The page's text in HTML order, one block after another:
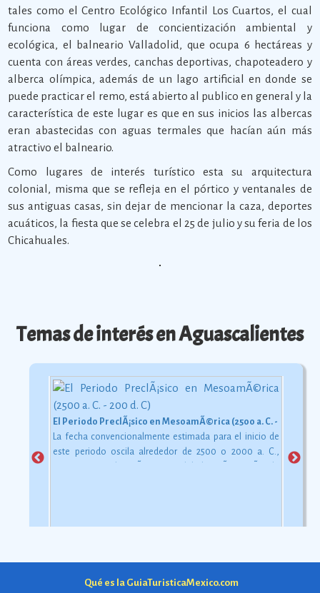
tales como el Centro Ecológico Infantil Los Cuartos, el cual
funciona como lugar de concientización ambiental y
ecológica, el balneario Valladolid, que ocupa 6 hectáreas y
cuenta con áreas verdes, canchas deportivas, chapoteadero y
alberca olímpica, además de un lago artificial en donde se
puede practicar el remo, está abierto al publico en general y la
característica de este lugar es que en sus inicios las albercas
eran abastecidas con aguas termales que hacían aún más
atractivo el balneario.
Como lugares de interés turístico esta su arquitectura
colonial, misma que se refleja en el pórtico y ventanales de
sus antiguas casas, sin dejar de mencionar la caza, deportes
acuáticos, la fiesta que se celebra el 25 de julio y su feria de los
Chicahuales.
Temas de interés en Aguascalientes
El Periodo PreclÃ¡sico en MesoamÃ©rica (2500 a. C. - 200 d. C)
La fecha convencionalmente estimada para el inicio de
este periodo oscila alrededor de 2500 o 2000 a. C.,
Qué es la GuiaTuristicaMexico.com